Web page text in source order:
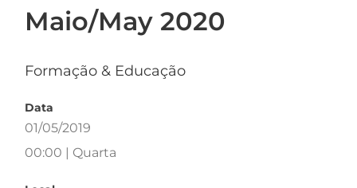
Maio/May 2020
Formação & Educação
Data
01/05/2019
00:00 | Quarta